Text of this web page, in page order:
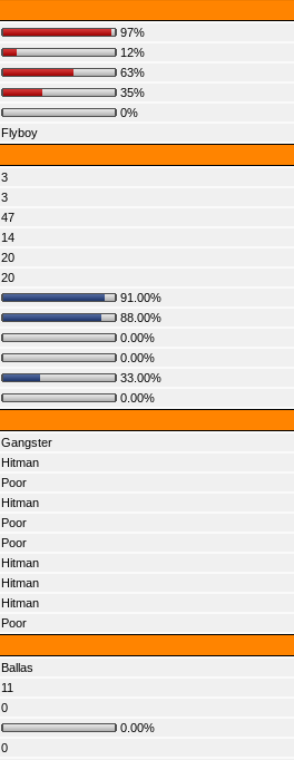
97%
12%
63%
35%
0%
Flyboy
3
3
47
14
20
20
91.00%
88.00%
0.00%
0.00%
33.00%
0.00%
Gangster
Hitman
Poor
Hitman
Poor
Poor
Hitman
Hitman
Hitman
Poor
Ballas
11
0
0.00%
0